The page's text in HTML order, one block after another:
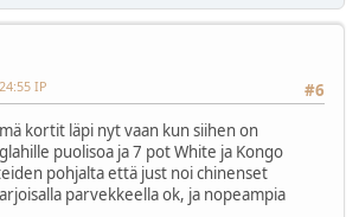
#6
IP
kortit läpi nyt vaan kun siihen on
puolisoa ja 7 pot White ja Kongo
pohjalta että just noi chinenset
parvekkeella ok, ja nopeampia